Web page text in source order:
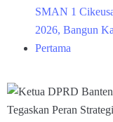
SMAN 1
2026, Bangun
Pertama